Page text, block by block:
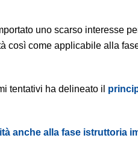
uno scarso interesse
come applicabile alla
tentativi ha delineato il
anche alla fase istruttoria